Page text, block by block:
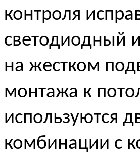
контроля
светодиодный
на жестком
монтажа к
используются
комбинации с